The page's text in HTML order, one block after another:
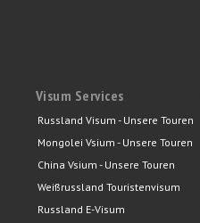
Visum Services
Russland Visum - Unsere Touren
Mongolei Vsium - Unsere Touren
China Vsium - Unsere Touren
Weißrussland Touristenvisum
Russland E-Visum